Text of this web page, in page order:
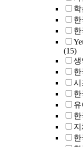
(15)
생
시
한